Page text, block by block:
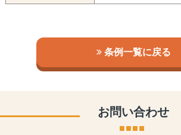
条例一覧に戻る
お問い合わせ